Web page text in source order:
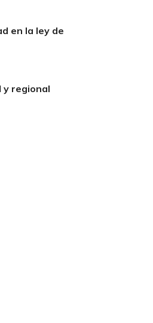
en la ley de
y regional